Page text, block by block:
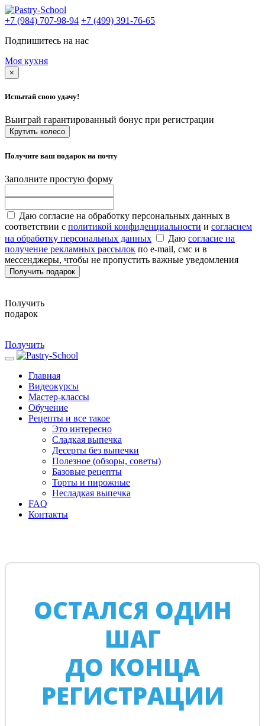
+7 (984) 707-98-94 +7 (499) 391-76-65
Подпишитесь на нас
Моя кухня
×
Испытай свою удачу!
Выиграй гарантированный бонус при регистрации
Крутить колесо
Получите ваш подарок на почту
Заполните простую форму
Даю согласие на обработку персональных данных в
соответствии с политикой конфиденциальности и согласием
на обработку персональных данных
Даю согласие на
получение рекламных рассылок по e-mail, смс и в
мессенджеры, чтобы не пропустить важные уведомления
Получить подарок
Получить
подарок
Получить
Главная
Видеокурсы
Мастер-классы
Обучение
Рецепты и все такое
Это интересно
Сладкая выпечка
Десерты без выпечки
Полезное (обзоры, советы)
Базовые рецепты
Торты и пирожные
Несладкая выпечка
FAQ
Контакты
ОСТАЛСЯ ОДИН
ШАГ
ДО КОНЦА
РЕГИСТРАЦИИ